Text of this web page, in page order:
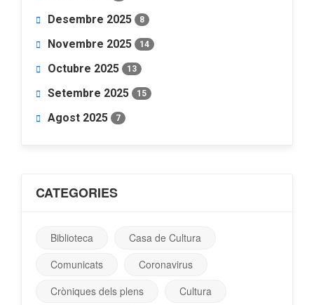
Desembre 2025 8
Novembre 2025 14
Octubre 2025 13
Setembre 2025 15
Agost 2025 7
CATEGORIES
Biblioteca
Casa de Cultura
Comunicats
Coronavirus
Cròniques dels plens
Cultura